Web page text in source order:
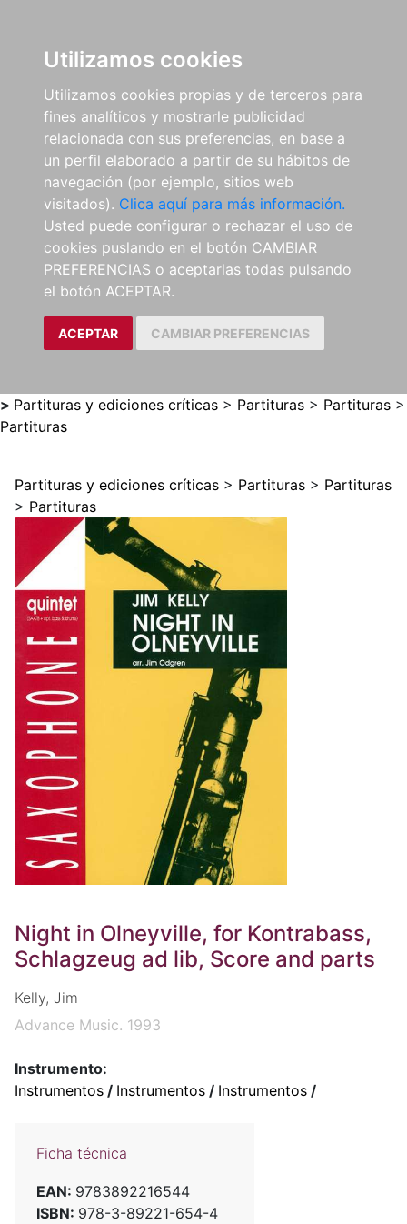
Utilizamos cookies
Utilizamos cookies propias y de terceros para
fines analíticos y mostrarle publicidad
relacionada con sus preferencias, en base a
un perfil elaborado a partir de su hábitos de
navegación (por ejemplo, sitios web
visitados). Clica aquí para más información.
Usted puede configurar o rechazar el uso de
cookies puslando en el botón CAMBIAR
PREFERENCIAS o aceptarlas todas pulsando
el botón ACEPTAR.
ACEPTAR CAMBIAR PREFERENCIAS
> Partituras y ediciones críticas > Partituras > Partituras >
Partituras
Partituras y ediciones críticas > Partituras > Partituras
> Partituras
Night in Olneyville, for Kontrabass,
Schlagzeug ad lib, Score and parts
Kelly, Jim
Advance Music. 1993
Instrumento:
Instrumentos / Instrumentos / Instrumentos /
Ficha técnica
EAN: 9783892216544
ISBN: 978-3-89221-654-4